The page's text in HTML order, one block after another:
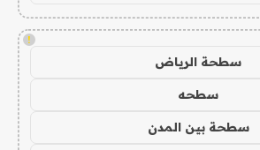
!
سطحة الرياض
سطحه
سطحة بين المدن